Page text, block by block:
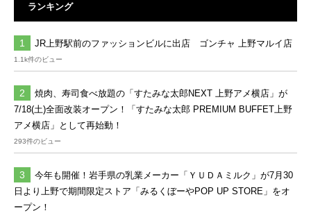
ランキング
JR上野駅前のファッションビルに出店 ゴンチャ 上野マルイ店
1.1k件のビュー
焼肉、寿司食べ放題の「すたみな太郎NEXT 上野アメ横店」が
7/18(土)全面改装オープン！「すたみな太郎 PREMIUM BUFFET上野
アメ横店」として再始動！
293件のビュー
今年も開催！岩手県の乳業メーカー「ＹＵＤＡミルク」が7月30
日より上野で期間限定ストア「みるくぼーやPOP UP STORE」をオ
ープン！